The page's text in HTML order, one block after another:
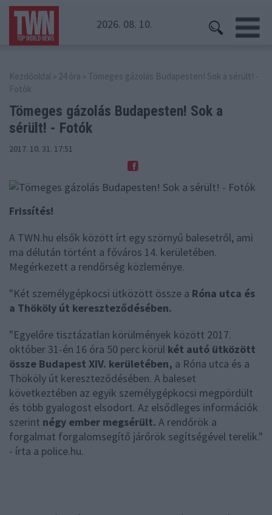
2026. 08. 10.
Kezdőoldal » 24 óra » Tömeges gázolás Budapesten! Sok a sérült! -
Fotók
Tömeges gázolás Budapesten! Sok a
sérült! - Fotók
2017. 10. 31. 17:51
Frissítés!
A TWN.hu elsők között írt egy szörnyű balesetről, ami
ma délután történt a főváros 14. kerületében.
Megérkezett a rendőrség közleménye.
"Két személygépkocsi ütközött össze a Róna utca és
a Thököly út kereszteződésében.
"Egyelőre tisztázatlan körülmények között 2017.
október 31-én 16 óra 50 perc körül két autó ütközött
össze Budapest XIV. kerületében, a Róna utca és a
Thököly út kereszteződésében. A baleset
következtében az egyik személygépkocsi megpördült
és több gyalogost elsodort. Az elsődleges információk
szerint négy ember megsérült. A rendőrök a
forgalmat forgalomsegítő járőrök segítségével terelik."
- írta a police.hu.